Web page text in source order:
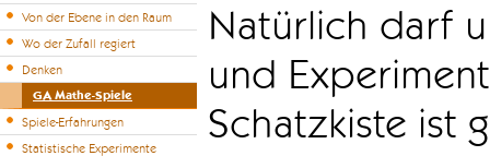
Von der Ebene in den Raum
Wo der Zufall regiert
Denken
GA Mathe-Spiele
Spiele-Erfahrungen
Statistische Experimente
Natürlich darf
und
Schatzkiste ist